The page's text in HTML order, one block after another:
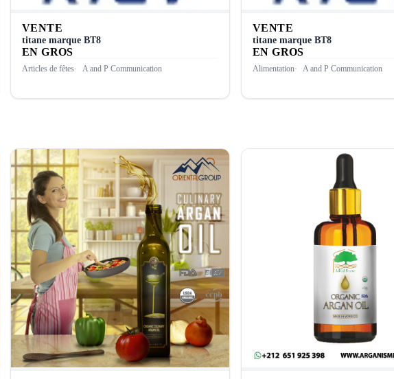
VENTE
titane marque ВТ8
EN GROS
Articles de fêtes A and P Communication
VENTE
titane marque ВТ8
EN GROS
Alimentation A and P Communication